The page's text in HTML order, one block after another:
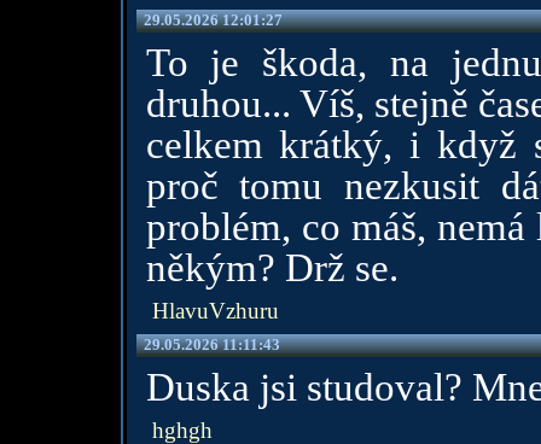
29.05.2026 12:01:27
To je škoda, na
druhou... Víš, stejně
celkem krátký, i když
proč tomu nezkusit
problém, co máš,
někým? Drž se.
HlavuVzhuru
29.05.2026 11:11:43
Duska jsi studoval?
hghgh